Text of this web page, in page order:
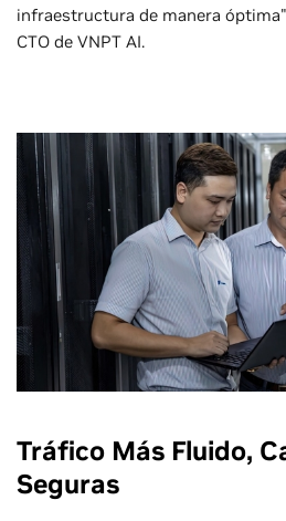
infraestructura de manera
CTO de VNPT AI.
Tráfico Más Fluido,
Seguras